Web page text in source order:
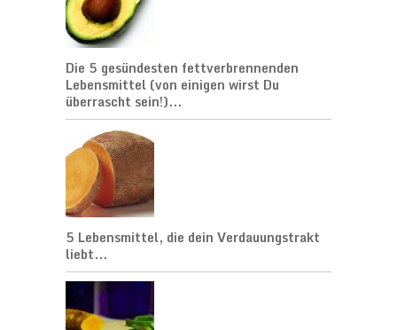
Die 5 gesündesten fettverbrennenden
Lebensmittel (von einigen wirst Du
überrascht sein!)...
5 Lebensmittel, die dein Verdauungstrakt
liebt...